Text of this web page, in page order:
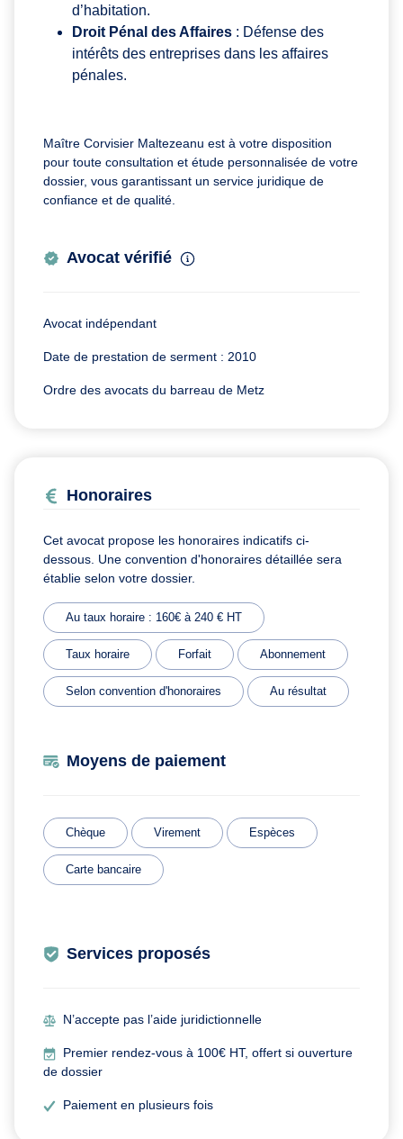
d’habitation.
Droit Pénal des Affaires : Défense des
intérêts des entreprises dans les affaires
pénales.
Maître Corvisier Maltezeanu est à votre disposition
pour toute consultation et étude personnalisée de votre
dossier, vous garantissant un service juridique de
confiance et de qualité.
Avocat vérifié
Avocat indépendant
Date de prestation de serment : 2010
Ordre des avocats du barreau de Metz
Honoraires
Cet avocat propose les honoraires indicatifs ci-
dessous. Une convention d'honoraires détaillée sera
établie selon votre dossier.
Au taux horaire : 160€ à 240 € HT
Taux horaire Forfait Abonnement
Selon convention d'honoraires Au résultat
Moyens de paiement
Chèque Virement Espèces
Carte bancaire
Services proposés
N’accepte pas l’aide juridictionnelle
Premier rendez-vous à 100€ HT, offert si ouverture
de dossier
Paiement en plusieurs fois